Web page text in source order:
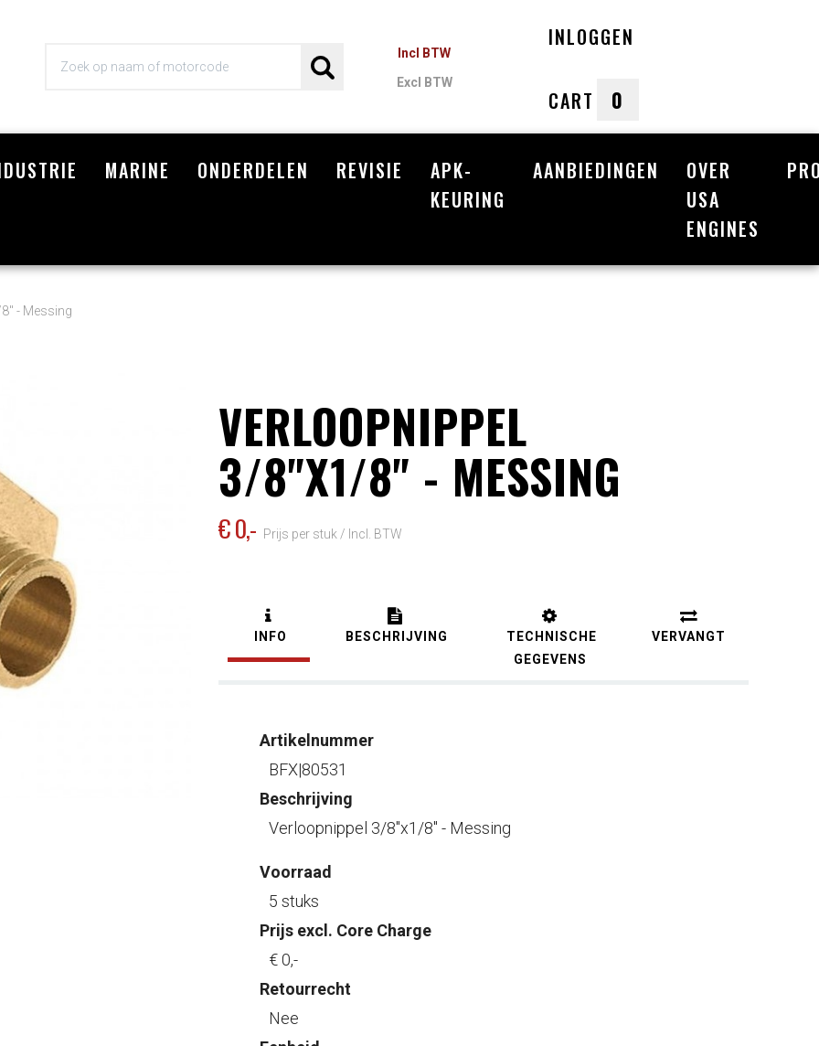
Incl BTW
Excl BTW
INLOGGEN
CART 0
Winkelwagen
MARINE ONDERDELEN REVISIE
APK-
KEURING
AANBIEDINGEN
OVER
USA
ENGINES
- Messing
VERLOOPNIPPEL
3/8"X1/8" - MESSING
€ 0,- Prijs per stuk / Incl. BTW
INFO BESCHRIJVING
TECHNISCHE
GEGEVENS
VERVANGT
Artikelnummer
BFX|80531
Beschrijving
Verloopnippel 3/8"x1/8" - Messing
Voorraad
5 stuks
Prijs excl. Core Charge
€ 0,-
Retourrecht
Nee